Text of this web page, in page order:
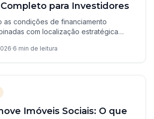
Completo para Investidores
as condições de financiamento
com localização estratégica
·6 min de leitura
Imóveis Sociais: O que